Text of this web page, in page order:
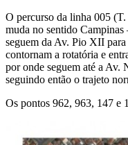
O percurso da linha 005
muda no sentido
seguem da Av. Pio XII
contornam a rotatória e
por onde seguem até a Av.
seguindo então o trajeto
Os pontos 962, 963, 147 e